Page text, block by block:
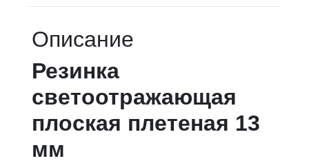
Описание
Резинка
светоотражающая
плоская плетеная 13
мм